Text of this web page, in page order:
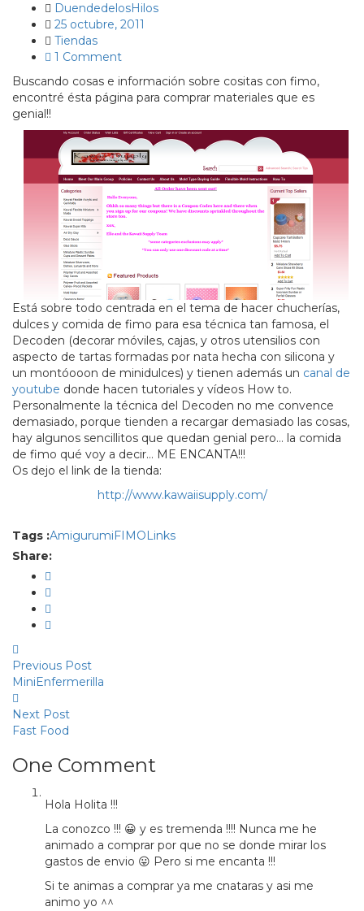
DuendedelosHilos
25 octubre, 2011
Tiendas
1 Comment
Buscando cosas e información sobre cositas con fimo,
encontré ésta página para comprar materiales que es
genial!!
Está sobre todo centrada en el tema de hacer chucherías,
dulces y comida de fimo para esa técnica tan famosa, el
Decoden (decorar móviles, cajas, y otros utensilios con
aspecto de tartas formadas por nata hecha con silicona y
un montóooon de minidulces) y tienen además un canal de
youtube donde hacen tutoriales y vídeos How to.
Personalmente la técnica del Decoden no me convence
demasiado, porque tienden a recargar demasiado las cosas,
hay algunos sencillitos que quedan genial pero… la comida
de fimo qué voy a decir… ME ENCANTA!!!
Os dejo el link de la tienda:
http://www.kawaiisupply.com/
Tags :AmigurumiFIMOLinks
Share:
Previous Post
MiniEnfermerilla
Next Post
Fast Food
One Comment
Hola Holita !!!
La conozco !!! 😀 y es tremenda !!!! Nunca me he
animado a comprar por que no se donde mirar los
gastos de envio 😛 Pero si me encanta !!!
Si te animas a comprar ya me cnataras y asi me
animo yo ^^